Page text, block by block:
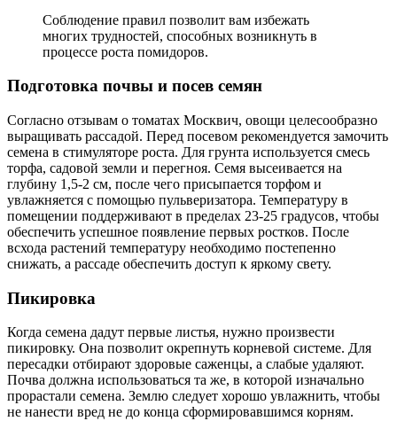
Соблюдение правил позволит вам избежать
многих трудностей, способных возникнуть в
процессе роста помидоров.
Подготовка почвы и посев семян
Согласно отзывам о томатах Москвич, овощи целесообразно
выращивать рассадой. Перед посевом рекомендуется замочить
семена в стимуляторе роста. Для грунта используется смесь
торфа, садовой земли и перегноя. Семя высеивается на
глубину 1,5-2 см, после чего присыпается торфом и
увлажняется с помощью пульверизатора. Температуру в
помещении поддерживают в пределах 23-25 градусов, чтобы
обеспечить успешное появление первых ростков. После
всхода растений температуру необходимо постепенно
снижать, а рассаде обеспечить доступ к яркому свету.
Пикировка
Когда семена дадут первые листья, нужно произвести
пикировку. Она позволит окрепнуть корневой системе. Для
пересадки отбирают здоровые саженцы, а слабые удаляют.
Почва должна использоваться та же, в которой изначально
прорастали семена. Землю следует хорошо увлажнить, чтобы
не нанести вред не до конца сформировавшимся корням.